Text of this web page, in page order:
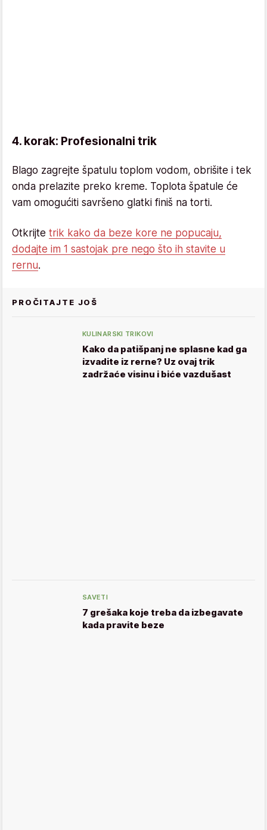
4. korak: Profesionalni trik
Blago zagrejte špatulu toplom vodom, obrišite i tek
onda prelazite preko kreme. Toplota špatule će
vam omogućiti savršeno glatki finiš na torti.
Otkrijte trik kako da beze kore ne popucaju,
dodajte im 1 sastojak pre nego što ih stavite u
rernu.
PROČITAJTE JOŠ
KULINARSKI TRIKOVI
Kako da patišpanj ne splasne kad ga
izvadite iz rerne? Uz ovaj trik
zadržaće visinu i biće vazdušast
SAVETI
7 grešaka koje treba da izbegavate
kada pravite beze